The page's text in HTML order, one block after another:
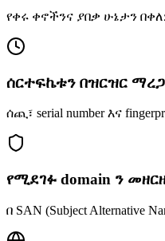
የቀሩ ቀኖችንና ያበቃ ሁኔታን
ሰርተፍኬቱን በዝርዝር
ሰጪ፣ serial number እና
የሚደገፉ domain ን
በ SAN (Subject Alternative